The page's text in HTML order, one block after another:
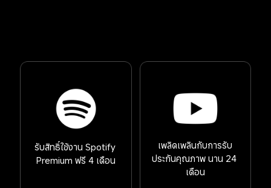
รับสิทธิ์ใช้งาน Spotify
Premium ฟรี 4 เดือน
เพลิดเพลินกับการรับ
ประกันคุณภาพ นาน 24
เดือน